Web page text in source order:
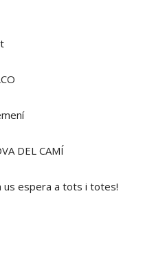
DEL CAMÍ
us espera a tots i totes!